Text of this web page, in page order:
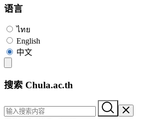
语言
ไทย
English
中文
搜索 Chula.ac.th